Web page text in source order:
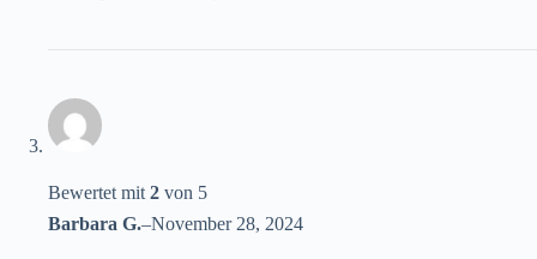
Bewertet mit 2 von 5
Barbara G.–November 28, 2024